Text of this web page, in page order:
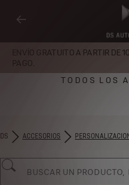
ENVÍO GRATUITO A PARTIR DE
PAGO.
TODOS LOS
DS ACCESORIOS
Utilizamos cookies y/u otras
básicas como la seguridad, la